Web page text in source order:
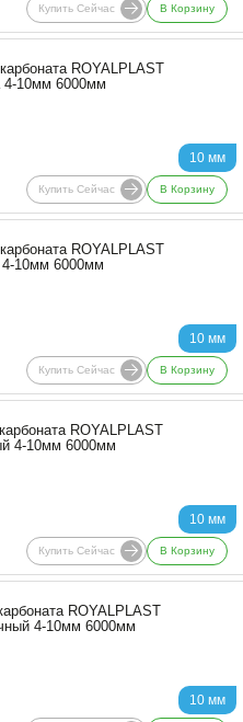
Купить Сейчас В Корзину
10 мм
ROYALPLAST
4-10мм 6000мм
Купить Сейчас В Корзину
10 мм
ROYALPLAST
4-10мм 6000мм
Купить Сейчас В Корзину
10 мм
ROYALPLAST
4-10мм 6000мм
Купить Сейчас В Корзину
10 мм
ROYALPLAST
4-10мм 6000мм